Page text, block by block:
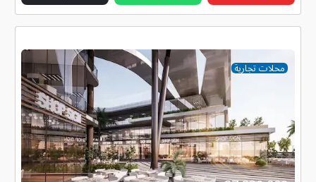
محلات تجارية